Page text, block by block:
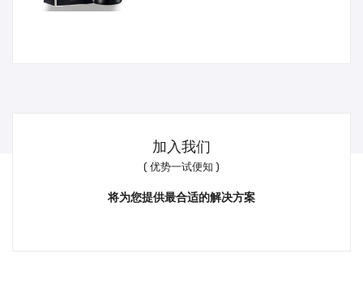
加入我们
( 优势一试便知 )
将为您提供最合适的解决方案